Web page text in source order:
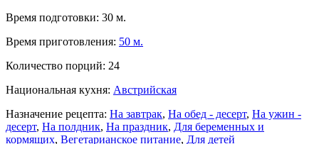
Время подготовки: 30 м.
Время приготовления: 50 м.
Количество порций: 24
Национальная кухня: Австрийская
Назначение рецепта: На завтрак, На обед - десерт, На ужин -
десерт, На полдник, На праздник, Для беременных и
кормящих, Вегетарианское питание, Для детей